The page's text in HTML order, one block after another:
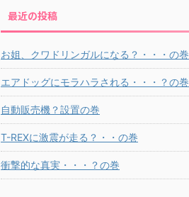
最近の投稿
お姐、クワドリンガルになる？・・・の巻
エアドッグにモラハラされる・・・？の巻
自動販売機？設置の巻
T-REXに激震が走る？・・の巻
衝撃的な真実・・・？の巻